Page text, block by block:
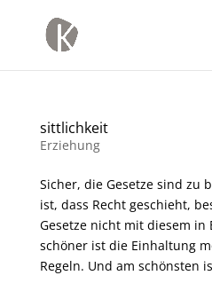
sittlichkeit
Erziehung
Sicher, die Gesetze sind zu
ist, dass Recht geschieht,
Gesetze nicht mit diesem in
schöner ist die Einhaltung
Regeln. Und am schönsten